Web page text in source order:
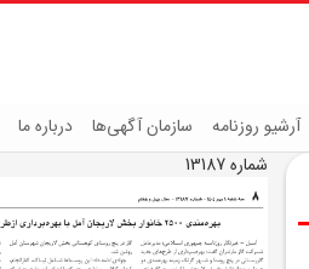
آرشیو روزنامه سازمان آگهی‌ها درباره ما
شماره 13187